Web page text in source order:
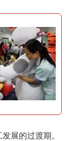
展的过渡期。